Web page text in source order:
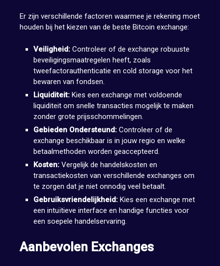
Er zijn verschillende factoren waarmee je rekening moet
houden bij het kiezen van de beste Bitcoin exchange:
Veiligheid: Controleer of de exchange robuuste
beveiligingsmaatregelen heeft, zoals
tweefactorauthenticatie en cold storage voor het
bewaren van fondsen.
Liquiditeit: Kies een exchange met voldoende
liquiditeit om snelle transacties mogelijk te maken
zonder grote prijsschommelingen.
Gebieden Ondersteund: Controleer of de
exchange beschikbaar is in jouw regio en welke
betaalmethoden worden geaccepteerd.
Kosten: Vergelijk de handelskosten en
transactiekosten van verschillende exchanges om
te zorgen dat je niet onnodig veel betaalt.
Gebruiksvriendelijkheid: Kies een exchange met
een intuïtieve interface en handige functies voor
een soepele handelservaring.
Aanbevolen Exchanges